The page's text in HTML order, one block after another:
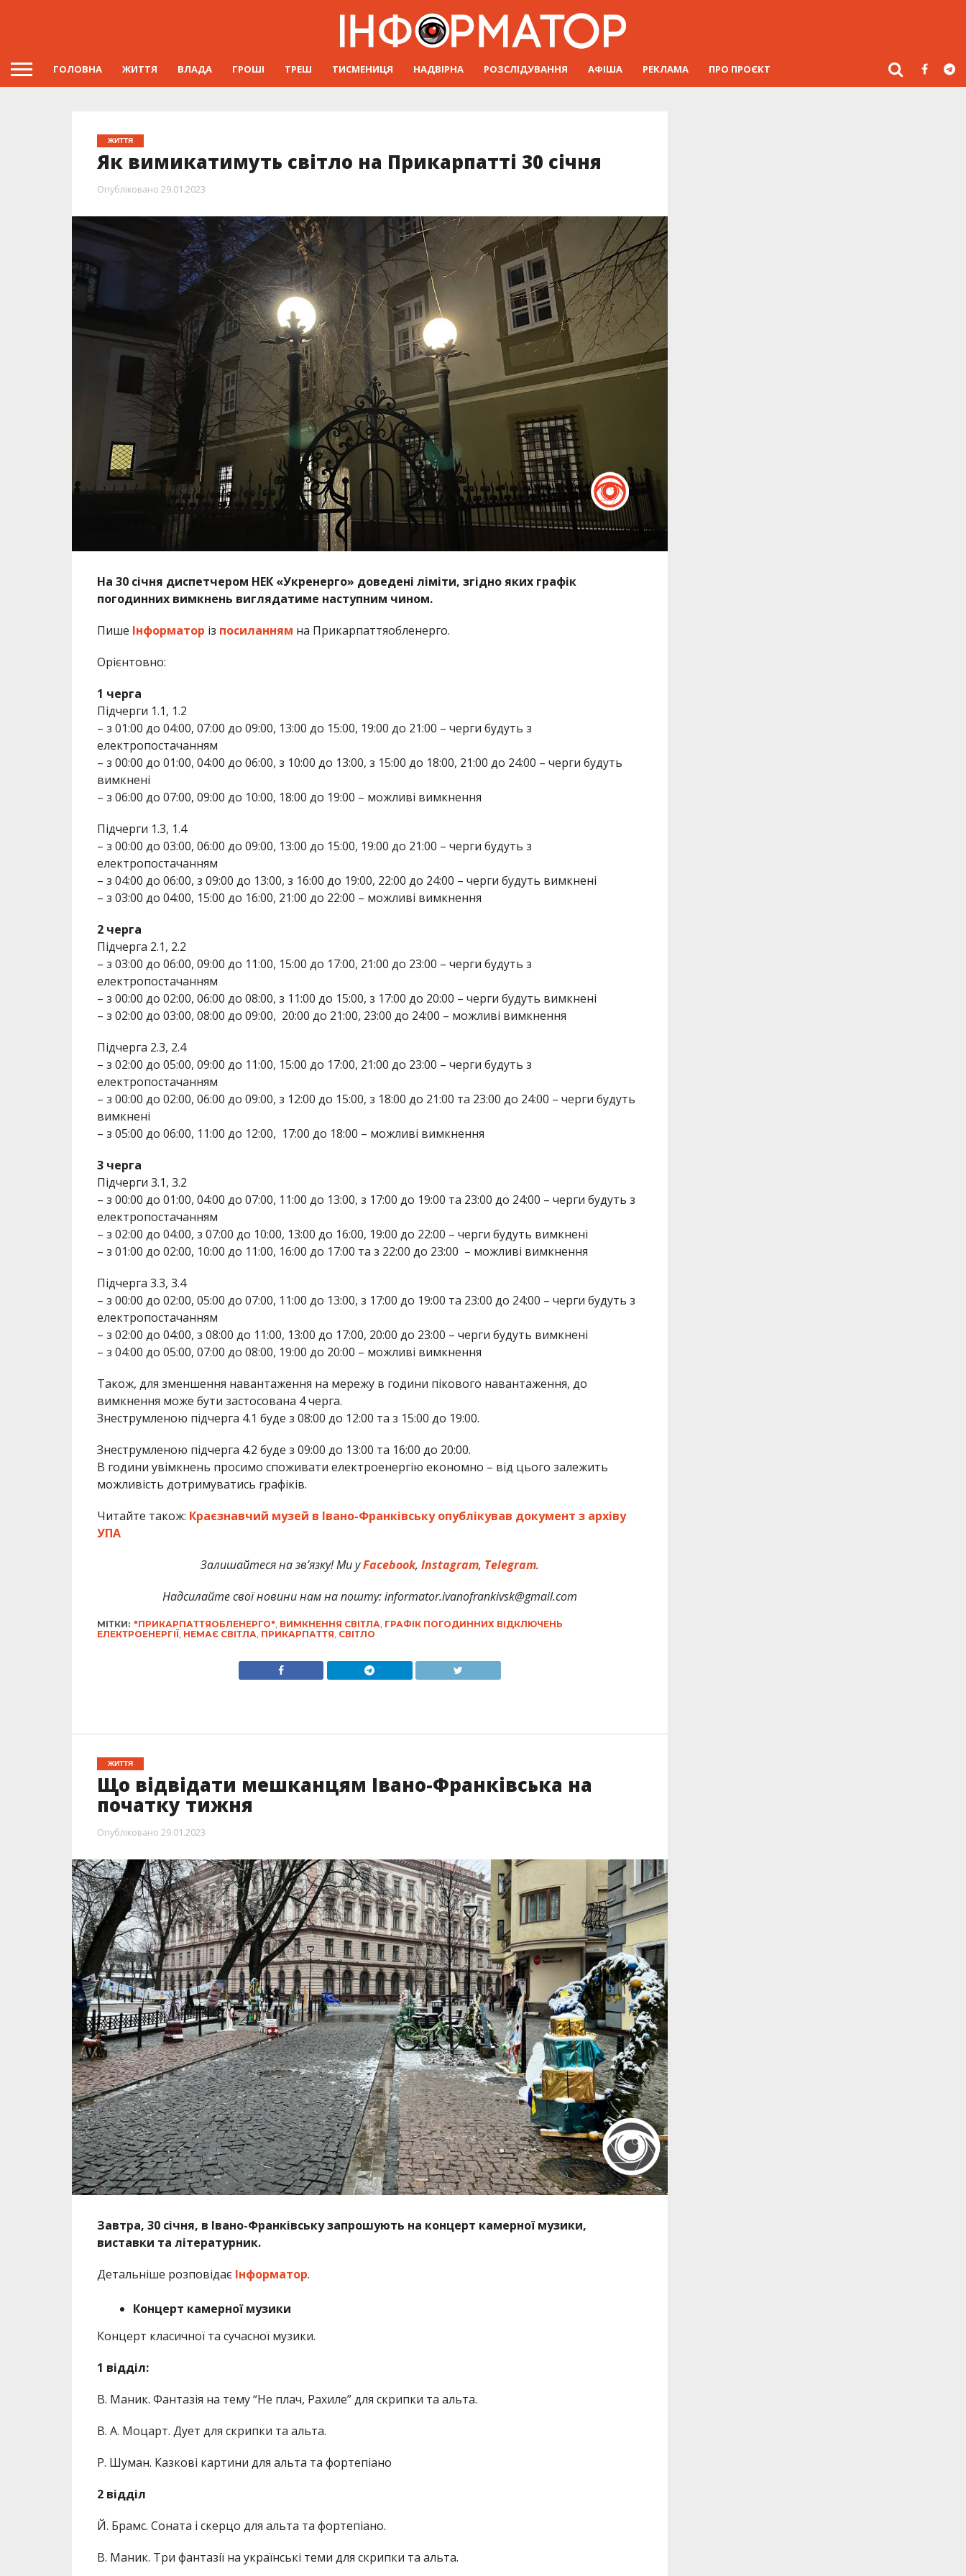
ГОЛОВНА ЖИТТЯ ВЛАДА ГРОШІ ТРЕШ ТИСМЕНИЦЯ НАДВІРНА РОЗСЛІДУВАННЯ АФІША РЕКЛАМА ПРО ПРОЄКТ
ЖИТТЯ
Як вимикатимуть світло на Прикарпатті 30 січня
Опубліковано 29.01.2023
На 30 січня диспетчером НЕК «Укренерго» доведені ліміти, згідно яких графік
погодинних вимкнень виглядатиме наступним чином.
Пише Інформатор із посиланням на Прикарпаттяобленерго.
Орієнтовно:
1 черга
Підчерги 1.1, 1.2
– з 01:00 до 04:00, 07:00 до 09:00, 13:00 до 15:00, 19:00 до 21:00 – черги будуть з
електропостачанням
– з 00:00 до 01:00, 04:00 до 06:00, з 10:00 до 13:00, з 15:00 до 18:00, 21:00 до 24:00 – черги будуть
вимкнені
– з 06:00 до 07:00, 09:00 до 10:00, 18:00 до 19:00 – можливі вимкнення
Підчерги 1.3, 1.4
– з 00:00 до 03:00, 06:00 до 09:00, 13:00 до 15:00, 19:00 до 21:00 – черги будуть з
електропостачанням
– з 04:00 до 06:00, з 09:00 до 13:00, з 16:00 до 19:00, 22:00 до 24:00 – черги будуть вимкнені
– з 03:00 до 04:00, 15:00 до 16:00, 21:00 до 22:00 – можливі вимкнення
2 черга
Підчерга 2.1, 2.2
– з 03:00 до 06:00, 09:00 до 11:00, 15:00 до 17:00, 21:00 до 23:00 – черги будуть з
електропостачанням
– з 00:00 до 02:00, 06:00 до 08:00, з 11:00 до 15:00, з 17:00 до 20:00 – черги будуть вимкнені
– з 02:00 до 03:00, 08:00 до 09:00, 20:00 до 21:00, 23:00 до 24:00 – можливі вимкнення
Підчерга 2.3, 2.4
– з 02:00 до 05:00, 09:00 до 11:00, 15:00 до 17:00, 21:00 до 23:00 – черги будуть з
електропостачанням
– з 00:00 до 02:00, 06:00 до 09:00, з 12:00 до 15:00, з 18:00 до 21:00 та 23:00 до 24:00 – черги будуть
вимкнені
– з 05:00 до 06:00, 11:00 до 12:00, 17:00 до 18:00 – можливі вимкнення
3 черга
Підчерги 3.1, 3.2
– з 00:00 до 01:00, 04:00 до 07:00, 11:00 до 13:00, з 17:00 до 19:00 та 23:00 до 24:00 – черги будуть з
електропостачанням
– з 02:00 до 04:00, з 07:00 до 10:00, 13:00 до 16:00, 19:00 до 22:00 – черги будуть вимкнені
– з 01:00 до 02:00, 10:00 до 11:00, 16:00 до 17:00 та з 22:00 до 23:00 – можливі вимкнення
Підчерга 3.3, 3.4
– з 00:00 до 02:00, 05:00 до 07:00, 11:00 до 13:00, з 17:00 до 19:00 та 23:00 до 24:00 – черги будуть з
електропостачанням
– з 02:00 до 04:00, з 08:00 до 11:00, 13:00 до 17:00, 20:00 до 23:00 – черги будуть вимкнені
– з 04:00 до 05:00, 07:00 до 08:00, 19:00 до 20:00 – можливі вимкнення
Також, для зменшення навантаження на мережу в години пікового навантаження, до
вимкнення може бути застосована 4 черга.
Знеструмленою підчерга 4.1 буде з 08:00 до 12:00 та з 15:00 до 19:00.
Знеструмленою підчерга 4.2 буде з 09:00 до 13:00 та 16:00 до 20:00.
В години увімкнень просимо споживати електроенергію економно – від цього залежить
можливість дотримуватись графіків.
Читайте також: Краєзнавчий музей в Івано-Франківську опублікував документ з архіву
УПА
Залишайтеся на зв’язку! Ми уFacebook, Instagram, Telegram.
Надсилайте свої новини нам на пошту: informator.ivanofrankivsk@gmail.com
МІТКИ: "ПРИКАРПАТТЯОБЛЕНЕРГО", ВИМКНЕННЯ СВІТЛА, ГРАФІК ПОГОДИННИХ ВІДКЛЮЧЕНЬ
ЕЛЕКТРОЕНЕРГІЇ, НЕМАЄ СВІТЛА, ПРИКАРПАТТЯ, СВІТЛО
ЖИТТЯ
Що відвідати мешканцям Івано-Франківська на
початку тижня
Опубліковано 29.01.2023
Завтра, 30 січня, в Івано-Франківську запрошують на концерт камерної музики,
виставки та літературник.
Детальніше розповідає Інформатор.
Концерт камерної музики
Концерт класичної та сучасної музики.
1 відділ:
В. Маник. Фантазія на тему “Не плач, Рахиле” для скрипки та альта.
В. А. Моцарт. Дует для скрипки та альта.
Р. Шуман. Казкові картини для альта та фортепіано
2 відділ
Й. Брамс. Соната і скерцо для альта та фортепіано.
В. Маник. Три фантазії на українські теми для скрипки та альта.